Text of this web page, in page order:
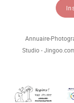
Annuaire-
Studio -